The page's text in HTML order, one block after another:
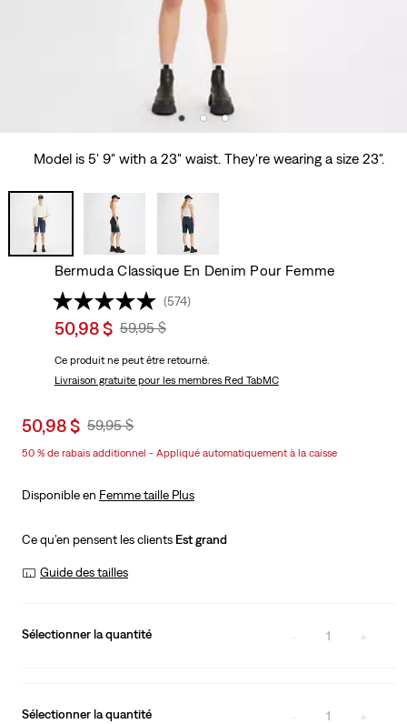
Model is 5' 9" with a 23" waist. They're wearing a size 23".
Bermuda Classique En Denim Pour Femme
(574)
Sale
is
50,98 $ Original
Was
59,95 $
Ce produit ne peut être retourné.
Livraison gratuitepour les membres Red TabMC
Sale
is
50,98 $ Original
59,95 $
50 % de rabais additionnel - Appliqué automatiquement à la caisse
Disponible en Femme taille Plus
Ce qu’en pensent les clients Est grand
Guide des tailles
Sélectionner la quantité 1
Sélectionner la quantité 1